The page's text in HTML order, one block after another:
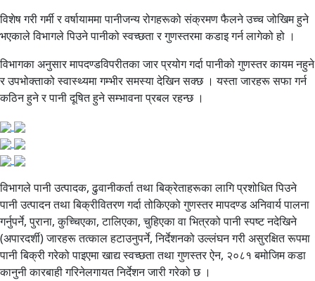
विशेष गरी गर्मी र वर्षायाममा पानीजन्य रोगहरूको संक्रमण फैलने उच्च जोखिम हुने
भएकाले विभागले पिउने पानीको स्वच्छता र गुणस्तरमा कडाइ गर्न लागेको हो ।
विभागका अनुसार मापदण्डविपरीतका जार प्रयोग गर्दा पानीको गुणस्तर कायम नहुने
र उपभोक्ताको स्वास्थ्यमा गम्भीर समस्या देखिन सक्छ । यस्ता जारहरू सफा गर्न
कठिन हुने र पानी दूषित हुने सम्भावना प्रबल रहन्छ ।
विभागले पानी उत्पादक, ढुवानीकर्ता तथा बिक्रेताहरूका लागि प्रशोधित पिउने
पानी उत्पादन तथा बिक्रीवितरण गर्दा तोकिएको गुणस्तर मापदण्ड अनिवार्य पालना
गर्नुपर्ने, पुराना, कुच्चिएका, टालिएका, चुहिएका वा भित्रको पानी स्पष्ट नदेखिने
(अपारदर्शी) जारहरू तत्काल हटाउनुपर्ने, निर्देशनको उल्लंघन गरी असुरक्षित रूपमा
पानी बिक्री गरेको पाइएमा खाद्य स्वच्छता तथा गुणस्तर ऐन, २०८१ बमोजिम कडा
कानुनी कारबाही गरिनेलगायत निर्देशन जारी गरेको छ ।